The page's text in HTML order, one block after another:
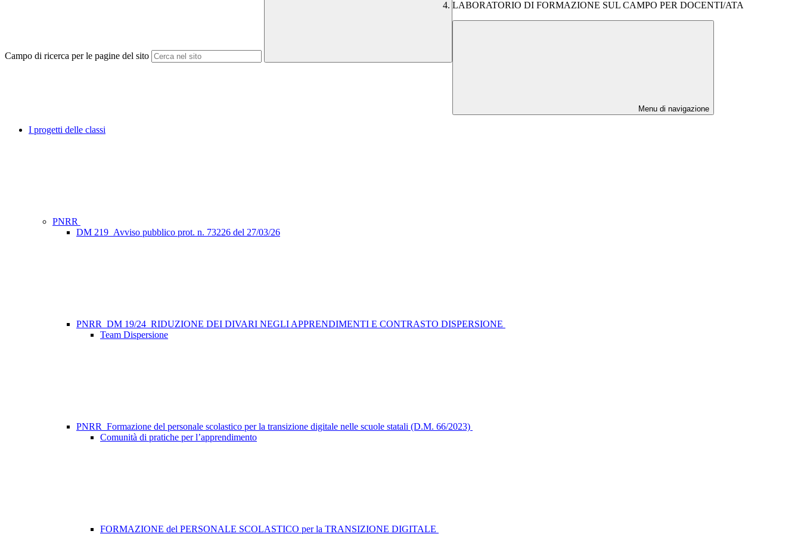
Campo di ricerca per le pagine del sito
LABORATORIO DI FORMAZIONE SUL CAMPO PER DOCENTI/ATA
Menu di navigazione
I progetti delle classi
PNRR
DM 219_Avviso pubblico prot. n. 73226 del 27/03/26
PNRR_DM 19/24_RIDUZIONE DEI DIVARI NEGLI APPRENDIMENTI E CONTRASTO DISPERSIONE
Team Dispersione
PNRR_Formazione del personale scolastico per la transizione digitale nelle scuole statali (D.M. 66/2023)
Comunità di pratiche per l’apprendimento
FORMAZIONE del PERSONALE SCOLASTICO per la TRANSIZIONE DIGITALE